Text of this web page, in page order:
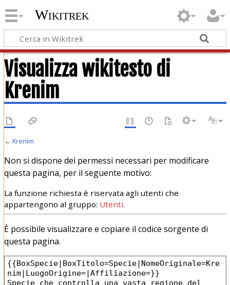
Wikitrek
Visualizza wikitesto di
Krenim
← Krenim
Non si dispone dei permessi necessari per modificare
questa pagina, per il seguente motivo:
La funzione richiesta è riservata agli utenti che
appartengono al gruppo: Utenti.
È possibile visualizzare e copiare il codice sorgente di
questa pagina.